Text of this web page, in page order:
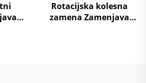
Rotacijska kolesna
zamena Zamenjava